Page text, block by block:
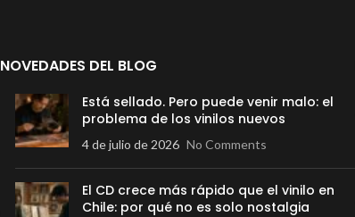
NOVEDADES DEL BLOG
Está sellado. Pero puede venir malo: el
problema de los vinilos nuevos
4 de julio de 2026 No Comments
El CD crece más rápido que el vinilo en
Chile: por qué no es solo nostalgia